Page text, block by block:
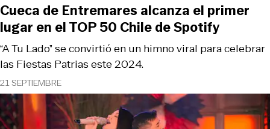
21 SEPTIEMBRE
“A Tu Lado” se convirtió en un himno viral para celebrar
las Fiestas Patrias este 2024.
Cueca de Entremares alcanza el primer
lugar en el TOP 50 Chile de Spotify